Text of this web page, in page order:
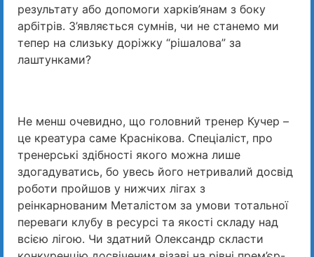
результату або допомоги харків’янам з боку
арбітрів. З’являється сумнів, чи не станемо ми
тепер на слизьку доріжку “рішалова” за
лаштунками?
Не менш очевидно, що головний тренер Кучер –
це креатура саме Краснікова. Спеціаліст, про
тренерські здібності якого можна лише
здогадуватись, бо увесь його нетривалий досвід
роботи пройшов у нижчих лігах з
реінкарнованим Металістом за умови тотальної
переваги клубу в ресурсі та якості складу над
всією лігою. Чи здатний Олександр скласти